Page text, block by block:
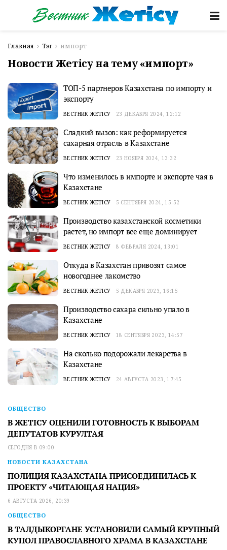
Главная Тэг импорт
Новости Жетісу на тему «импорт»
ТОП-5 партнеров Казахстана по импорту и
экспорту
ВЕСТНИК ЖЕТІСУ 23 ДЕКАБРЯ 2024, 12:12
Сладкий вызов: как реформируется
сахарная отрасль в Казахстане
ВЕСТНИК ЖЕТІСУ 23 НОЯБРЯ 2024, 13:32
Что изменилось в импорте и экспорте чая в
Казахстане
ВЕСТНИК ЖЕТІСУ 5 СЕНТЯБРЯ 2024, 15:52
Производство казахстанской косметики
растет, но импорт все еще доминирует
ВЕСТНИК ЖЕТІСУ 8 ФЕВРАЛЯ 2024, 13:01
Откуда в Казахстан привозят самое
новогоднее лакомство
ВЕСТНИК ЖЕТІСУ 5 ДЕКАБРЯ 2023, 16:15
Производство сахара сильно упало в
Казахстане
ВЕСТНИК ЖЕТІСУ 18 СЕНТЯБРЯ 2023, 14:57
На сколько подорожали лекарства в
Казахстане
ВЕСТНИК ЖЕТІСУ 24 АВГУСТА 2023, 17:45
ОБЩЕСТВО
В ЖЕТІСУ ОЦЕНИЛИ ГОТОВНОСТЬ К ВЫБОРАМ
ДЕПУТАТОВ КУРУЛТАЯ
СЕГОДНЯ В 09:00
НОВОСТИ КАЗАХСТАНА
ПОЛИЦИЯ КАЗАХСТАНА ПРИСОЕДИНИЛАСЬ К
ПРОЕКТУ «ЧИТАЮЩАЯ НАЦИЯ»
6 АВГУСТА 2026, 20:39
ОБЩЕСТВО
В ТАЛДЫКОРГАНЕ УСТАНОВИЛИ САМЫЙ КРУПНЫЙ
КУПОЛ ПРАВОСЛАВНОГО ХРАМА В КАЗАХСТАНЕ